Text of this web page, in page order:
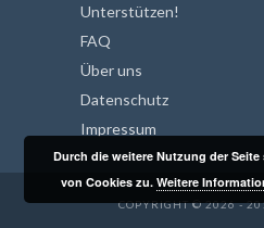
Unterstützen!
FAQ
Über uns
Datenschutz
Impressum
COPYRIGHT © 2026 -
Durch die weitere Nutzung der
von Cookies zu.Weitere